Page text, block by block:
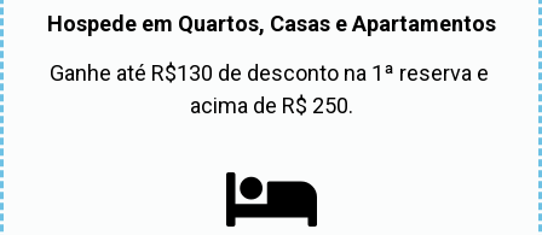
Hospede em Quartos, Casas e Apartamentos
Ganhe até R$130 de desconto na 1ª reserva e
acima de R$ 250.